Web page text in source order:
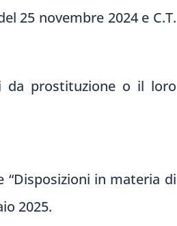
25 novembre 2024 e C.T.
da prostituzione o il loro
“Disposizioni in materia di
2025.